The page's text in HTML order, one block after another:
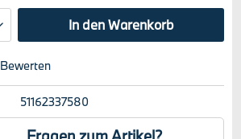
In den Warenkorb
Bewerten
51162337580